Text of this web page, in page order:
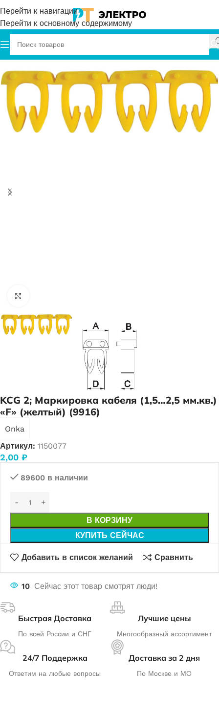
Перейти к навигации
Перейти к основному содержимому
Главная Onka Маркировка кабеля
KCG 2; Маркировка кабеля (1,5…2,5 мм.кв.)
«F» (желтый) (9916)
Onka
Артикул: 1150077
2,00 ₽
89600 в наличии
В КОРЗИНУ
КУПИТЬ СЕЙЧАС
Добавить в список желаний Сравнить
10 Сейчас этот товар смотрят люди!
Быстрая Доставка
По всей России и СНГ
Лучшие цены
Многообразный ассортимент
24/7 Поддержка
Ответим на любые вопросы
Доставка за 2 дня
По Москве и МО